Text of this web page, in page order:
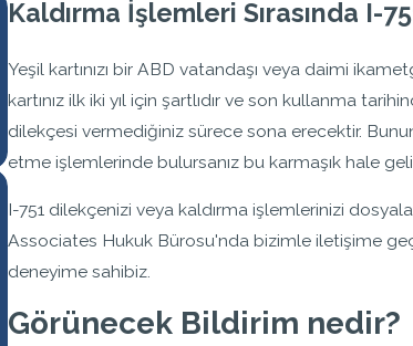
Kaldırma İşlemleri Sırasında I-
Yeşil kartınızı bir ABD vatandaşı veya daimi
kartınız ilk iki yıl için şartlıdır ve son kullanma
dilekçesi vermediğiniz sürece sona erecektir. Bunun
etme işlemlerinde bulursanız bu karmaşık hale
I-751 dilekçenizi veya kaldırma işlemlerinizi
Associates Hukuk Bürosu'nda bizimle iletişime
deneyime sahibiz.
Görünecek Bildirim nedir?